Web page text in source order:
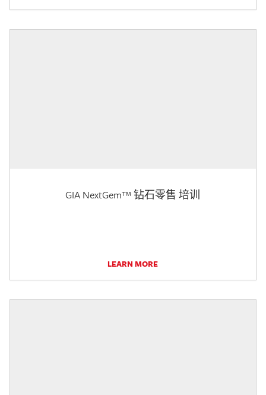
GIA NextGem™ 钻石零售 培训
LEARN MORE